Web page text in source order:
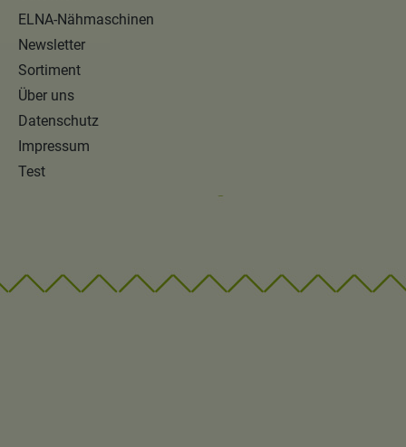
ELNA-Nähmaschinen
Newsletter
Sortiment
Über uns
Datenschutz
Impressum
Test